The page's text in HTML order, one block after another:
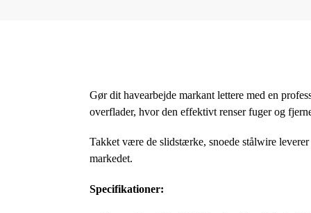
Gør dit havearbejde markant lettere med en
overflader, hvor den effektivt renser fuger og
Takket være de slidstærke, snoede stålwire
markedet.
Specifikationer: